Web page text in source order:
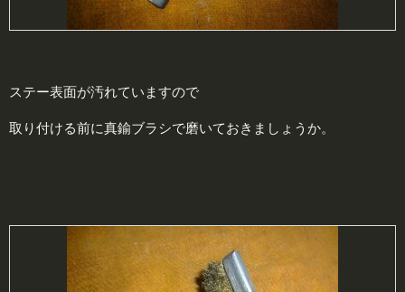
ステー表面が汚れていますので
取り付ける前に真鍮ブラシで磨いておきましょうか。